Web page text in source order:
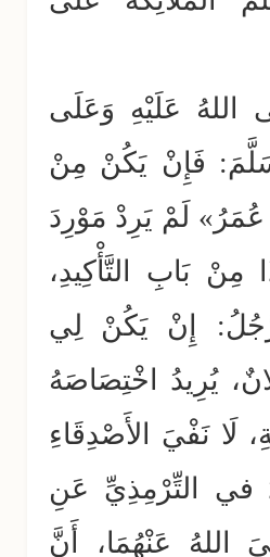
اللهُ عَلَيْهِ وَعَلَى
فَإِنْ يَكُنْ مِنْ
عُمَرُ» لَمْ يَرِدْ مَوْرِدَ
مِنْ بَابِ التَّأْكِيدِ،
إِنْ يَكُنْ لِي
يُرِيدُ اخْتِصَاصَهُ
لَا نَفْيَ الأَصْدِقَاءِ
في التِّرْمِذِيِّ عَنِ
اللهُ عَنْهُمَا، أَنَّ